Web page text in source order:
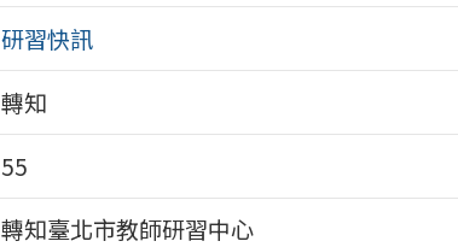
研習快訊
轉知
55
轉知臺北市教師研習中心